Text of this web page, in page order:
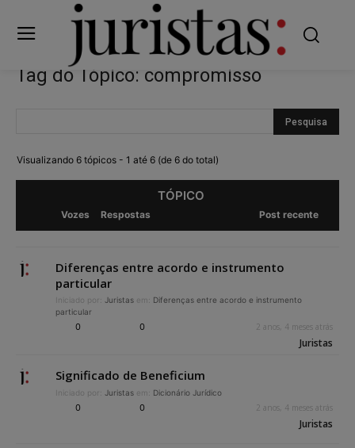
Tag do Tópico: compromisso
Visualizando 6 tópicos - 1 até 6 (de 6 do total)
TÓPICO
Vozes Respostas Post recente
Diferenças entre acordo e instrumento
particular
Iniciado por: Juristas em: Diferenças entre acordo e instrumento
particular
0 0 2 anos, 4 meses atrás
Juristas
Significado de Beneficium
Iniciado por: Juristas em: Dicionário Jurídico
0 0 2 anos, 4 meses atrás
Juristas